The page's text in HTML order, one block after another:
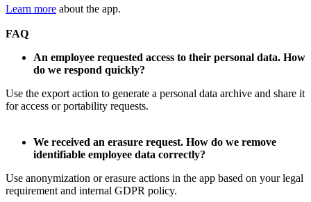
Learn more about the app.
FAQ
An employee requested access to their personal data. How
do we respond quickly?
Use the export action to generate a personal data archive and share it
for access or portability requests.
We received an erasure request. How do we remove
identifiable employee data correctly?
Use anonymization or erasure actions in the app based on your legal
requirement and internal GDPR policy.